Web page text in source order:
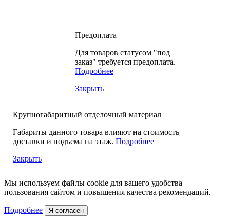
Предоплата
Для товаров статусом "под
заказ" требуется предоплата.
Подробнее
Закрыть
Крупногабаритный отделочный материал
Габариты данного товара влияют на стоимость
доставки и подъема на этаж.Подробнее
Закрыть
Мы используем файлы cookie для вашего удобства
пользования сайтом и повышения качества рекомендаций.
Подробнее Я согласен